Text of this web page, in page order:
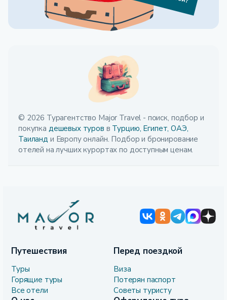
© 2026 Турагентство Major Travel - поиск, подбор и
покупка дешевых туров в Турцию, Египет, ОАЭ,
Таиланд и Европу онлайн. Подбор и бронирование
отелей на лучших курортах по доступным ценам.
Путешествия
Туры
Горящие туры
Все отели
Перед поездкой
Виза
Потерян паспорт
Советы туристу